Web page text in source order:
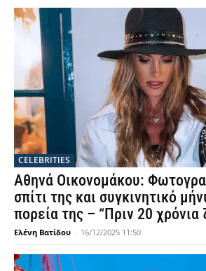
CELEBRITIES
Αθηνά Οικονομάκου:
σπίτι της και συγκινητικό
πορεία της – “Πριν 20 χρόνια
Ελένη Βατίδου - 16/12/2025 11:50